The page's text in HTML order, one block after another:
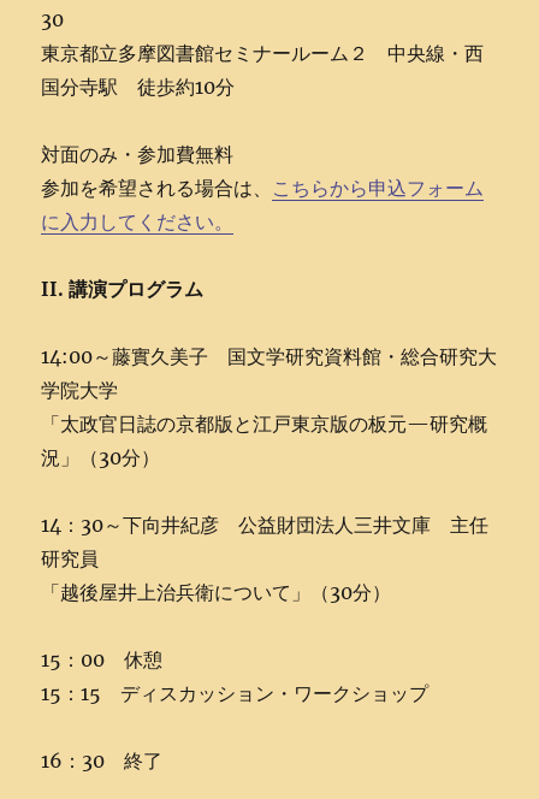
30
東京都立多摩図書館セミナールーム２ 中央線・西
国分寺駅 徒歩約10分
対面のみ・参加費無料
参加を希望される場合は、 こちらから申込フォーム
に入力してください。
II. 講演プログラム
14:00～藤實久美子 国文学研究資料館・総合研究大
学院大学
「太政官日誌の京都版と江戸東京版の板元—研究概
況」（30分）
14：30～下向井紀彦 公益財団法人三井文庫 主任
研究員
「越後屋井上治兵衛について」（30分）
15：00 休憩
15：15 ディスカッション・ワークショップ
16：30 終了